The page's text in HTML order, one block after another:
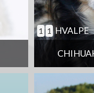
1 1 HVALPE